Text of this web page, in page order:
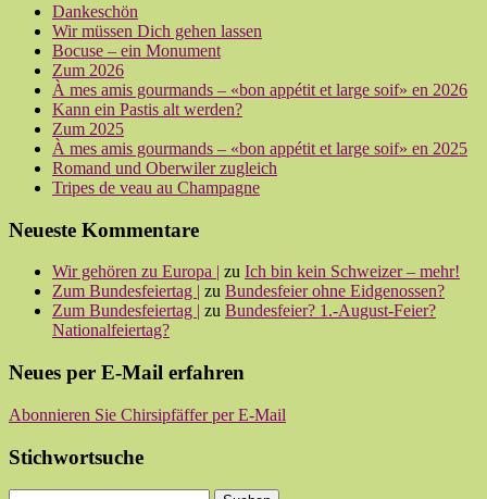
Dankeschön
Wir müssen Dich gehen lassen
Bocuse – ein Monument
Zum 2026
À mes amis gourmands – «bon appétit et large soif» en 2026
Kann ein Pastis alt werden?
Zum 2025
À mes amis gourmands – «bon appétit et large soif» en 2025
Romand und Oberwiler zugleich
Tripes de veau au Champagne
Neueste Kommentare
Wir gehören zu Europa | zu Ich bin kein Schweizer – mehr!
Zum Bundesfeiertag | zu Bundesfeier ohne Eidgenossen?
Zum Bundesfeiertag | zu Bundesfeier? 1.-August-Feier?
Nationalfeiertag?
Neues per E-Mail erfahren
Abonnieren Sie Chirsipfäffer per E-Mail
Stichwortsuche